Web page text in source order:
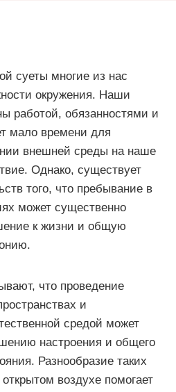
суеты многие из нас
окружения. Наши
работой, обязанностями и
мало времени для
внешней среды на наше
Однако, существует
того, что пребывание в
может существенно
к жизни и общую
что проведение
и
средой может
настроения и общего
Разнообразие таких
воздухе помогает